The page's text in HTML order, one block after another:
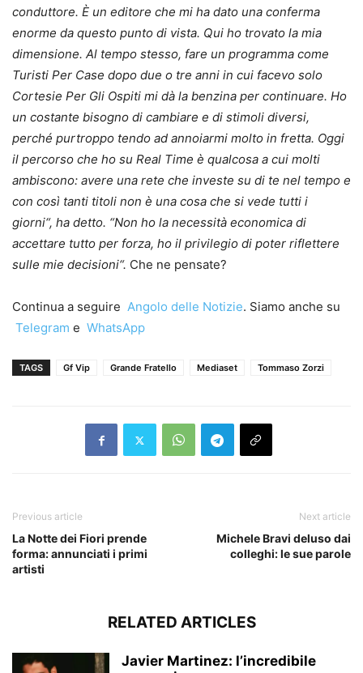
conduttore. È un editore che mi ha dato una conferma
enorme da questo punto di vista. Qui ho trovato la mia
dimensione. Al tempo stesso, fare un programma come
Turisti Per Case dopo due o tre anni in cui facevo solo
Cortesie Per Gli Ospiti mi dà la benzina per continuare. Ho
un costante bisogno di cambiare e di stimoli diversi,
perché purtroppo tendo ad annoiarmi molto in fretta. Oggi
il percorso che ho su Real Time è qualcosa a cui molti
ambiscono: avere una rete che investe su di te nel tempo e
con così tanti titoli non è una cosa che si vede tutti i
giorni“, ha detto. “Non ho la necessità economica di
accettare tutto per forza, ho il privilegio di poter riflettere
sulle mie decisioni“. Che ne pensate?
Continua a seguire Angolo delle Notizie. Siamo anche su
Telegram e WhatsApp
TAGS Gf Vip Grande Fratello Mediaset Tommaso Zorzi
Previous article
La Notte dei Fiori prende
forma: annunciati i primi
artisti
Next article
Michele Bravi deluso dai
colleghi: le sue parole
RELATED ARTICLES
Javier Martinez: l’incredibile